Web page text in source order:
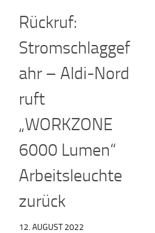
Rückruf:
Stromschlaggef
ahr – Aldi-Nord
ruft
„WORKZONE
6000 Lumen“
Arbeitsleuchte
zurück
12. AUGUST 2022